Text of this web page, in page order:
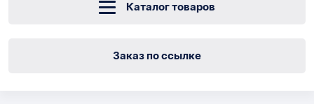
Каталог товаров
Заказ по ссылке